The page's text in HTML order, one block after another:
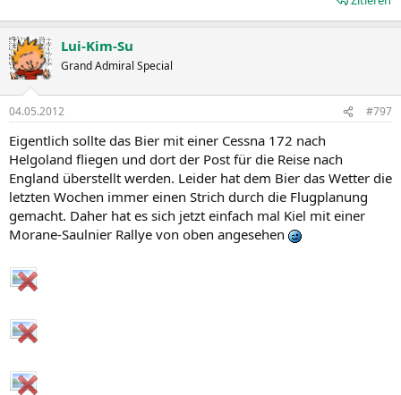
Lui-Kim-Su
Grand Admiral Special
04.05.2012 #797
Eigentlich sollte das Bier mit einer Cessna 172 nach
Helgoland fliegen und dort der Post für die Reise nach
England überstellt werden. Leider hat dem Bier das Wetter die
letzten Wochen immer einen Strich durch die Flugplanung
gemacht. Daher hat es sich jetzt einfach mal Kiel mit einer
Morane-Saulnier Rallye von oben angesehen